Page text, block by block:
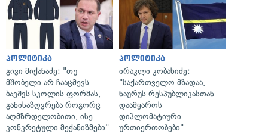
პოლიტიკა
გივი მიქანაძე: "თუ
მშობელი არ ჩააცმევს
ბავშვს სკოლის ფორმას,
განისაზღვრება როგორც
აღმზრდელობითი, ისე
კონკრეტული მექანიზმები"
პოლიტიკა
ირაკლი კობახიძე:
"საქართველო მზადაა,
ნაურუს რესპუბლიკასთან
დაამყაროს
დიპლომატიური
ურთიერთობები"